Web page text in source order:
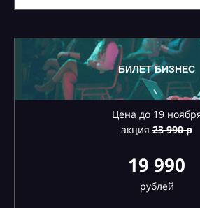
БИЛЕТ БИЗНЕС
Цена до 19
акция 23990 р
19 990
рублей